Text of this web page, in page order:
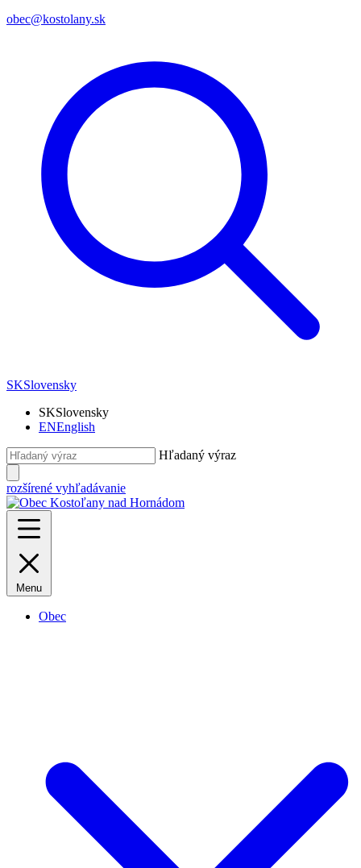
obec@kostolany.sk
SKSlovensky
SKSlovensky
ENEnglish
Hľadaný výraz
rozšírené vyhľadávanie
Menu
Obec